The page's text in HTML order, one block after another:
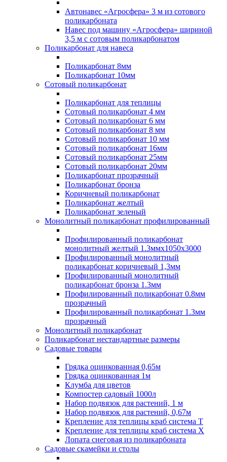
Автонавес «Агросфера» 3 м из сотового
поликарбоната
Навес под машину «Агросфера» шириной
3,5 м с сотовым поликарбонатом
Поликарбонат для навеса
Поликарбонат 8мм
Поликарбонат 10мм
Сотовый поликарбонат
Поликарбонат для теплицы
Сотовый поликарбонат 4 мм
Сотовый поликарбонат 6 мм
Сотовый поликарбонат 8 мм
Сотовый поликарбонат 10 мм
Сотовый поликарбонат 16мм
Сотовый поликарбонат 25мм
Сотовый поликарбонат 20мм
Поликарбонат прозрачный
Поликарбонат бронза
Коричневый поликарбонат
Поликарбонат желтый
Поликарбонат зеленый
Монолитный поликарбонат профилированный
Профилированный поликарбонат
монолитный желтый 1.3ммх1050х3000
Профилированный монолитный
поликарбонат коричневый 1,3мм
Профилированный монолитный
поликарбонат бронза 1.3мм
Профилированный поликарбонат 0.8мм
прозрачный
Профилированный поликарбонат 1.3мм
прозрачный
Монолитный поликарбонат
Поликарбонат нестандартные размеры
Садовые товары
Грядка оцинкованная 0,65м
Грядка оцинкованная 1м
Клумба для цветов
Компостер садовый 1000л
Набор подвязок для растений, 1 м
Набор подвязок для растений, 0,67м
Крепление для теплицы краб система Т
Крепление для теплицы краб система Х
Лопата снеговая из поликарбоната
Садовые скамейки и столы